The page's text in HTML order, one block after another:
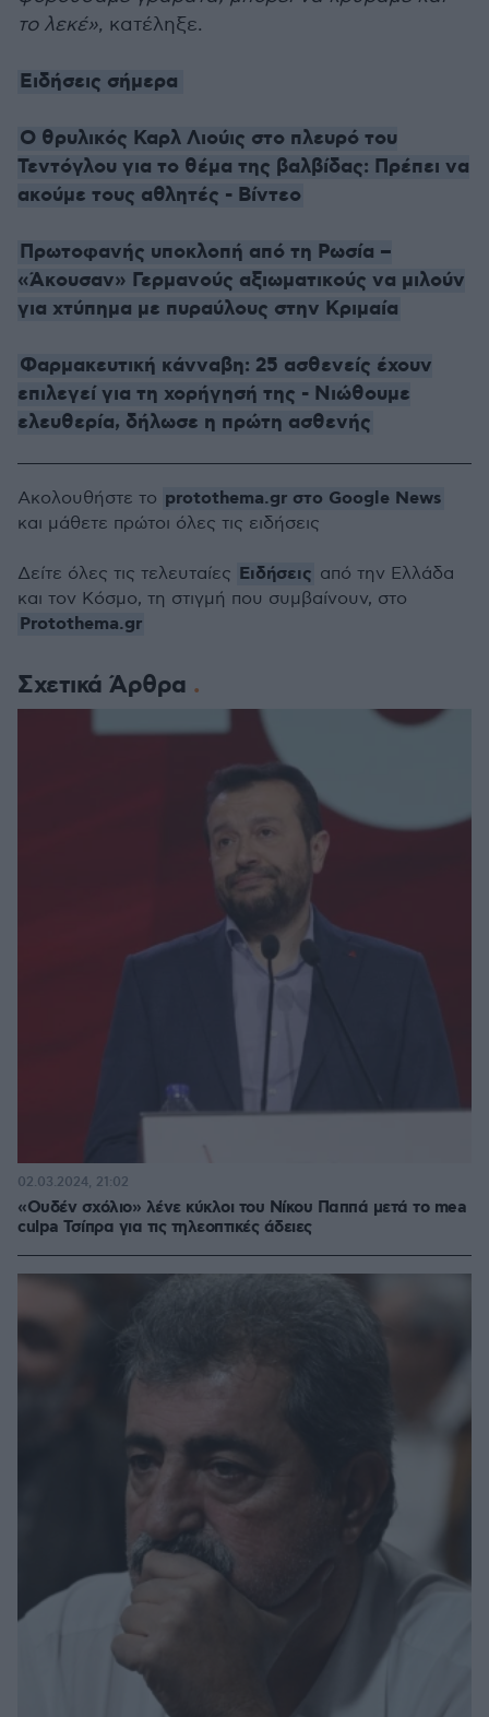
το λεκέ», κατέληξε.
Ειδήσεις σήμερα
Ο θρυλικός Καρλ Λιούις στο πλευρό του
Τεντόγλου για το θέμα της βαλβίδας: Πρέπει να
ακούμε τους αθλητές - Βίντεο
Πρωτοφανής υποκλοπή από τη Ρωσία –
«Άκουσαν» Γερμανούς αξιωματικούς να μιλούν
για χτύπημα με πυραύλους στην Κριμαία
Φαρμακευτική κάνναβη: 25 ασθενείς έχουν
επιλεγεί για τη χορήγησή της - Νιώθουμε
ελευθερία, δήλωσε η πρώτη ασθενής
Σχετικά Άρθρα
«Ουδέν σχόλιο» λένε κύκλοι του Νίκου Παππά μετά το mea
culpa Τσίπρα για τις τηλεοπτικές άδειες
02.03.2024, 21:02
Ακολουθήστε το protothema.gr στο Google News
και μάθετε πρώτοι όλες τις ειδήσεις
Δείτε όλες τις τελευταίες Ειδήσεις από την Ελλάδα
και τον Κόσμο, τη στιγμή που συμβαίνουν, στο
Protothema.gr